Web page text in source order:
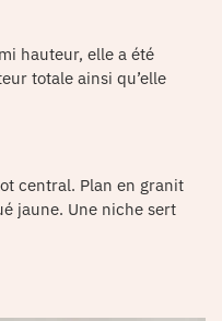
hauteur, elle a été
totale ainsi qu’elle
central. Plan en granit
jaune. Une niche sert